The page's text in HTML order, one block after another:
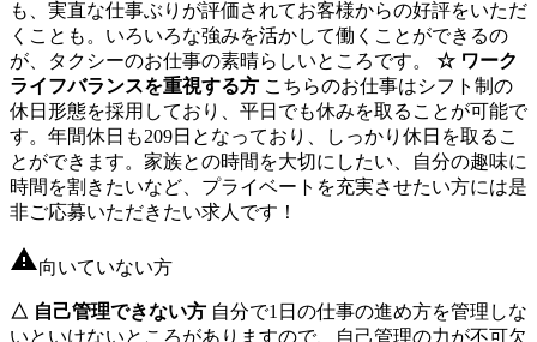
も、実直な仕事ぶりが評価されてお客様からの好評をいただ
くことも。いろいろな強みを活かして働くことができるの
が、タクシーのお仕事の素晴らしいところです。 ☆ ワーク
ライフバランスを重視する方 こちらのお仕事はシフト制の
休日形態を採用しており、平日でも休みを取ることが可能で
す。年間休日も209日となっており、しっかり休日を取るこ
とができます。家族との時間を大切にしたい、自分の趣味に
時間を割きたいなど、プライベートを充実させたい方には是
非ご応募いただきたい求人です！
向いていない方
△ 自己管理できない方 自分で1日の仕事の進め方を管理しな
いといけないところがありますので、自己管理の力が不可欠